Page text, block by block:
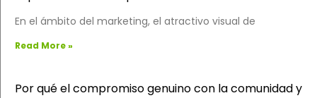
En el ámbito del marketing, el atractivo visual de
Read More »
Por qué el compromiso genuino con la comunidad y